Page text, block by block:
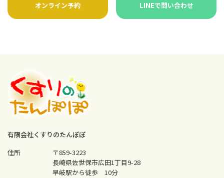
オンライン予約 LINEで問い合わせ
有限会社くすりのたんぽぽ
住所
〒859-3223
長崎県佐世保市広田1丁目9-28
早岐駅から徒歩 10分